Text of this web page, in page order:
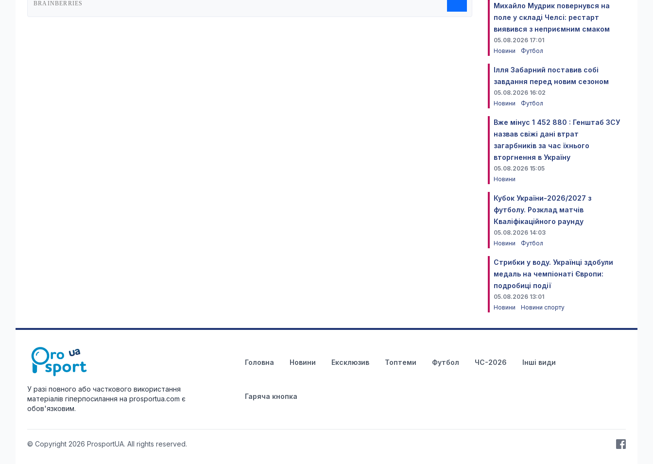
Михайло Мудрик повернувся на
поле у складі Челсі: рестарт
виявився з неприємним смаком
05.08.2026 17:01
Новини
Футбол
Ілля Забарний поставив собі
завдання перед новим сезоном
05.08.2026 16:02
Новини
Футбол
Вже мінус 1 452 880 : Генштаб ЗСУ
назвав свіжі дані втрат
загарбників за час їхнього
вторгнення в Україну
05.08.2026 15:05
Новини
Кубок України-2026/2027 з
футболу. Розклад матчів
Кваліфікаційного раунду
05.08.2026 14:03
Новини
Футбол
Стрибки у воду. Українці здобули
медаль на чемпіонаті Європи:
подробиці події
05.08.2026 13:01
Новини
Новини спорту
У разі повного або часткового використання
матеріалів гіперпосилання на prosportua.com є
обов'язковим.
Головна Новини Ексклюзив Топтеми Футбол ЧС-2026 Інші види
Гаряча кнопка
© Copyright 2026 ProsportUA. All rights reserved.